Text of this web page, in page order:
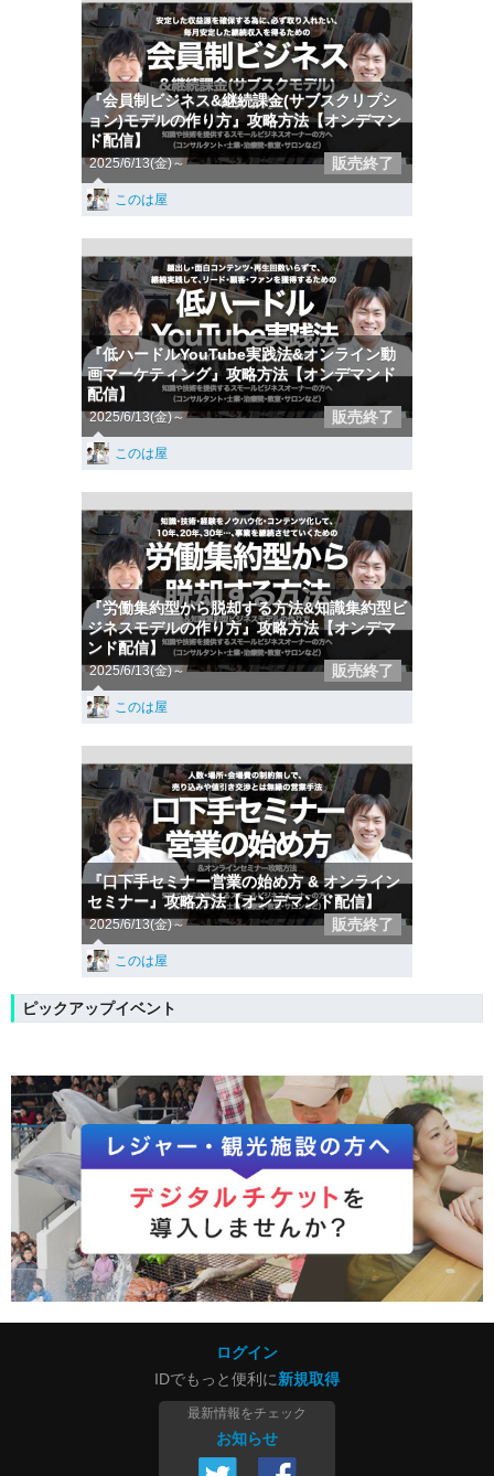
『会員制ビジネス&継続課金(サブスクリプシ
ョン)モデルの作り方』攻略方法【オンデマン
ド配信】
2025/6/13(金)～ 販売終了
このは屋
『低ハードルYouTube実践法&オンライン動
画マーケティング』攻略方法【オンデマンド
配信】
2025/6/13(金)～ 販売終了
このは屋
『労働集約型から脱却する方法&知識集約型ビ
ジネスモデルの作り方』攻略方法【オンデマ
ンド配信】
2025/6/13(金)～ 販売終了
このは屋
『口下手セミナー営業の始め方 & オンライン
セミナー』攻略方法【オンデマンド配信】
2025/6/13(金)～ 販売終了
このは屋
ピックアップイベント
ログイン
IDでもっと便利に新規取得
最新情報をチェック
お知らせ